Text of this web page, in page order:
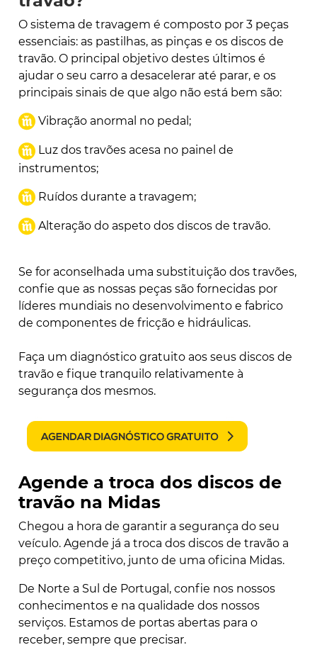
O sistema de travagem é composto por 3 peças
essenciais: as pastilhas, as pinças e os discos de
travão. O principal objetivo destes últimos é
ajudar o seu carro a desacelerar até parar, e os
principais sinais de que algo não está bem são:
Vibração anormal no pedal;
Luz dos travões acesa no painel de
instrumentos;
Ruídos durante a travagem;
Alteração do aspeto dos discos de travão.
Se for aconselhada uma substituição dos travões,
confie que as nossas peças são fornecidas por
líderes mundiais no desenvolvimento e fabrico
de componentes de fricção e hidráulicas.
Faça um diagnóstico gratuito aos seus discos de
travão e fique tranquilo relativamente à
segurança dos mesmos.
Agende a troca dos discos de
travão na Midas
Chegou a hora de garantir a segurança do seu
veículo. Agende já a troca dos discos de travão a
preço competitivo, junto de uma oficina Midas.
De Norte a Sul de Portugal, confie nos nossos
conhecimentos e na qualidade dos nossos
serviços. Estamos de portas abertas para o
receber, sempre que precisar.